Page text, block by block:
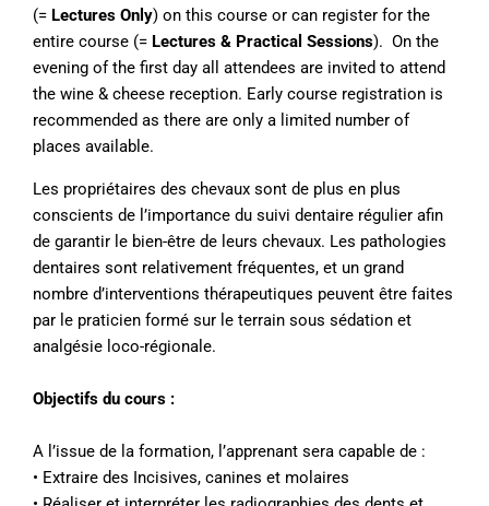
(= Lectures Only) on this course or can register for the
entire course (= Lectures & Practical Sessions). On the
evening of the first day all attendees are invited to attend
the wine & cheese reception. Early course registration is
recommended as there are only a limited number of
places available.
Les propriétaires des chevaux sont de plus en plus
conscients de l’importance du suivi dentaire régulier afin
de garantir le bien-être de leurs chevaux. Les pathologies
dentaires sont relativement fréquentes, et un grand
nombre d’interventions thérapeutiques peuvent être faites
par le praticien formé sur le terrain sous sédation et
analgésie loco-régionale.
Objectifs du cours :
A l’issue de la formation, l’apprenant sera capable de :
• Extraire des Incisives, canines et molaires